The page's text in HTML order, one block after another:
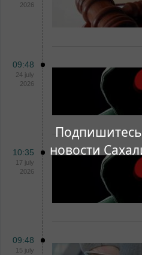
новости
2026
09:48
24 july
2026
10:35
17 july
2026
09:48
15 july